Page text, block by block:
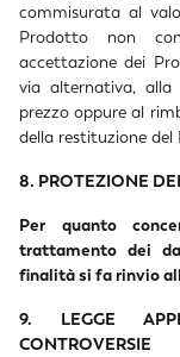
commisurata al
Prodotto non
accettazione dei
via alternativa, alla
prezzo oppure al
della restituzione
8. PROTEZIONE
Per quanto
trattamento dei
finalità si fa rinvio
9. LEGGE
CONTROVERSIE